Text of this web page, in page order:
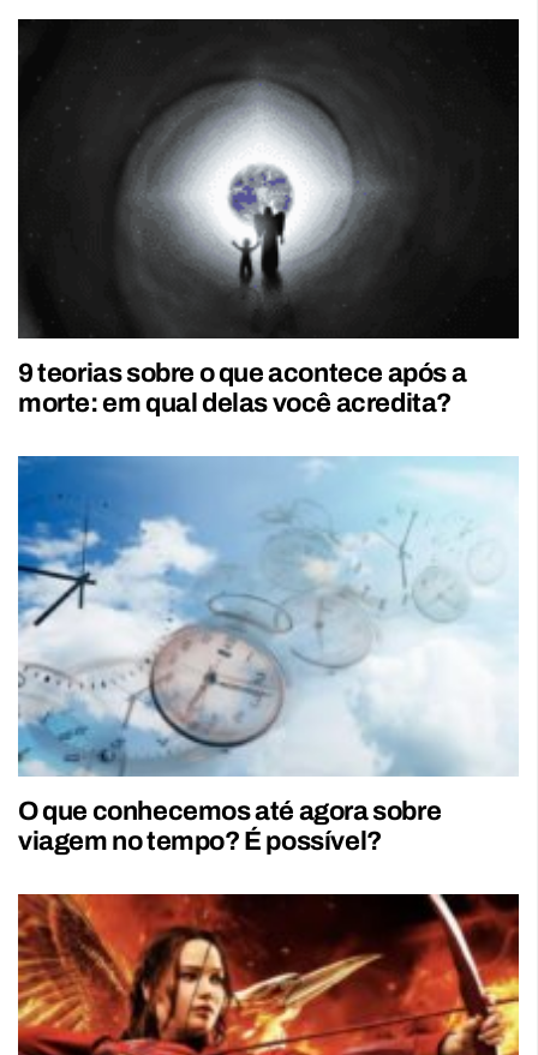
9 teorias sobre o que acontece após a
morte: em qual delas você acredita?
O que conhecemos até agora sobre
viagem no tempo? É possível?